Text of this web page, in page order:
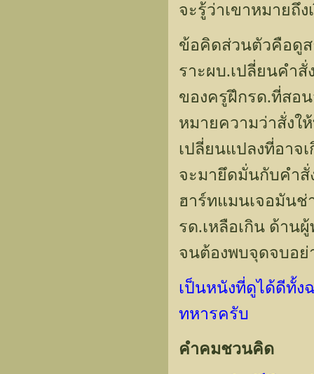
จะรู้ว่าเขาหมายถึง
ข้อคิดส่วนตัวคือดู
ราะผบ.เปลี่ยนคำ
ของครูฝึกรด.ที่สอ
หมายความว่าสั่งใ
เปลี่ยนแปลงที่อาจ
จะมายึดมั่นกับคำสั่
ฮาร์ทแมนเจอมันช่
รด.เหลือเกิน ด้าน
จนต้องพบจุดจบอย่
เป็นหนังที่ดูได้ดีทั้ง
ทหารครับ
คำคมชวนคิด